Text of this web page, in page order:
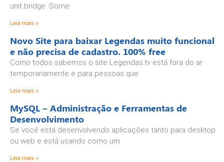
unit bridge. Some
Leia mais »
Novo Site para baixar Legendas muito funcional
e não precisa de cadastro. 100% free
Como todos sabemos o site Legendas.tv está fora do ar
temporariamente e para pessoas que
Leia mais »
MySQL – Administração e Ferramentas de
Desenvolvimento
Se você está desenvolvendo aplicações tanto para desktop
ou web e está usando como um
Leia mais »